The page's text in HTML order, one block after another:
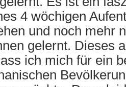
4 wöchigen
und noch mehr
gelernt. Dieses
ich mich für ein